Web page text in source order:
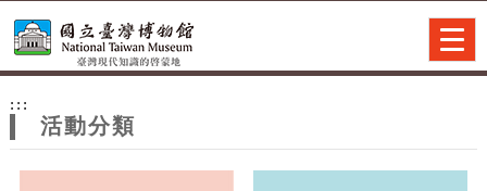
網
站
主
:::
活動分類